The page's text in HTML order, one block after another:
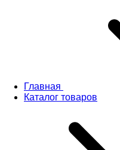
Главная
Каталог товаров